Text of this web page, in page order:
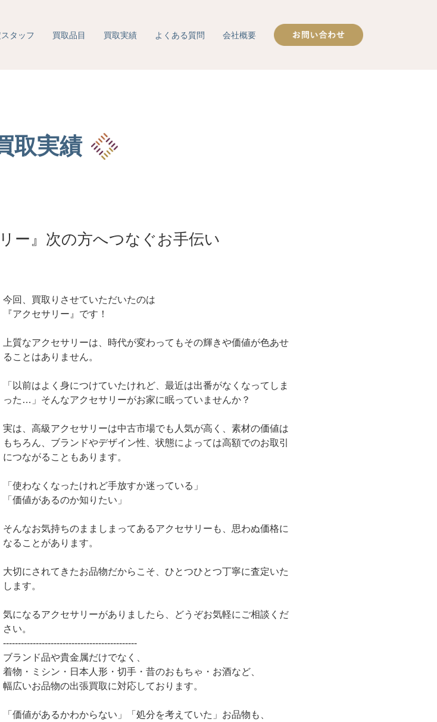
タッフ 買取品目 買取実績 よくある質問 会社概要
取実績
ー』次の方へつなぐお手伝い
今回、買取りさせていただいたのは
『アクセサリー』です！
上質なアクセサリーは、時代が変わってもその輝きや価値が色あせ
ることはありません。
「以前はよく身につけていたけれど、最近は出番がなくなってしま
った…」そんなアクセサリーがお家に眠っていませんか？
実は、高級アクセサリーは中古市場でも人気が高く、素材の価値は
もちろん、ブランドやデザイン性、状態によっては高額でのお取引
につながることもあります。
「使わなくなったけれど手放すか迷っている」
「価値があるのか知りたい」
そんなお気持ちのまましまってあるアクセサリーも、思わぬ価格に
なることがあります。
大切にされてきたお品物だからこそ、ひとつひとつ丁寧に査定いた
します。
気になるアクセサリーがありましたら、どうぞお気軽にご相談くだ
さい。
---------------------------------------------
ブランド品や貴金属だけでなく、
着物・ミシン・日本人形・切手・昔のおもちゃ・お酒など、
幅広いお品物の出張買取に対応しております。
「価値があるかわからない」「処分を考えていた」お品物も、